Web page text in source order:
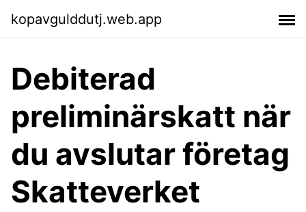
kopavgulddutj.web.app
Debiterad
preliminärskatt när
du avslutar företag
Skatteverket